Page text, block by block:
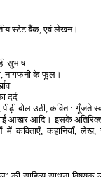
स्टेट बैंक, एवं लेखन।
सुभाष
नागफनी के फूल।
दर्द
बोल उठी, कविता: गूँजते
आखर आदि। इसके
में कविताएँ, कहानियाँ, लेख,